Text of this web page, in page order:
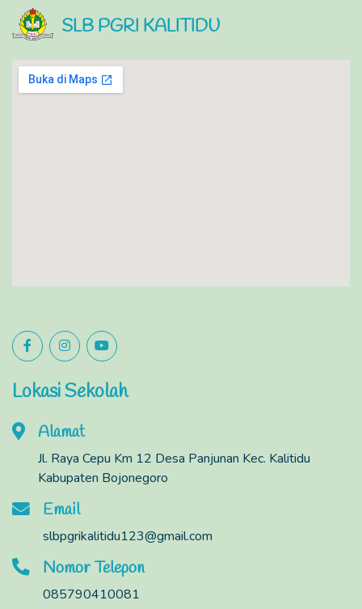
SLB PGRI KALITIDU
Lokasi Sekolah
Alamat
Jl. Raya Cepu Km 12 Desa Panjunan Kec. Kalitidu
Kabupaten Bojonegoro
Email
slbpgrikalitidu123@gmail.com
Nomor Telepon
085790410081